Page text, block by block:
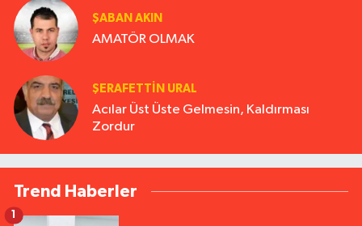
ŞABAN AKIN
AMATÖR OLMAK
ŞERAFETTIN URAL
Acılar Üst Üste Gelmesin, Kaldırması
Zordur
Trend Haberler
1